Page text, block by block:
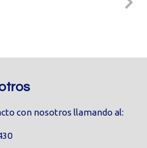
con nosotros llamando al: